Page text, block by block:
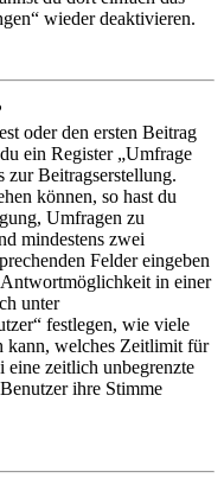
wieder deaktivieren.
oder den ersten Beitrag
ein Register „Umfrage
zur Beitragserstellung.
können, so hast du
Umfragen zu
mindestens zwei
Felder eingeben
Antwortmöglichkeit in einer
unter
festlegen, wie viele
kann, welches Zeitlimit für
eine zeitlich unbegrenzte
ihre Stimme